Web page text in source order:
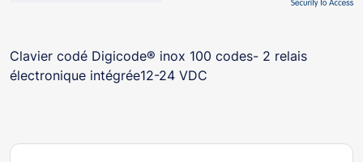
Clavier codé Digicode® inox 100 codes- 2 relais
électronique intégrée12-24 VDC